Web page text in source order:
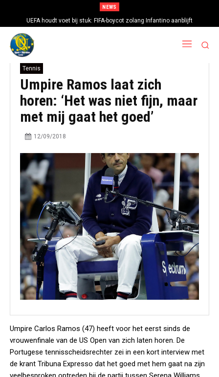
NEWS
UEFA houdt voet bij stuk: FIFA-boycot zolang Infantino aanblijft
Tennis
Umpire Ramos laat zich
horen: ‘Het was niet fijn, maar
met mij gaat het goed’
12/09/2018
Umpire Carlos Ramos (47) heeft voor het eerst sinds de
vrouwenfinale van de US Open van zich laten horen. De
Portugese tennisscheidsrechter zei in een kort interview met
de krant Tribuna Expresso dat het goed met hem gaat na zijn